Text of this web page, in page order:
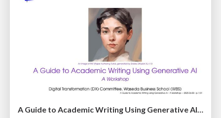
A Guide to Academic Writing Using Generative AI - A Workshop